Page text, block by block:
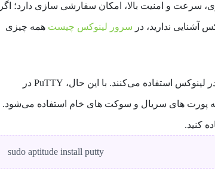
سرعت و امنیت بالا، امکان سفارشی سازی دارد؛ اگر
آشنایی ندارید، در سرور لینوکس چیست همه چیزی
اکثر مردم از OpenSSH از پیش نصب شده در لینوکس استفاده می‌کنند. با این حال، PuTTY در
پورت های سریال و سوکت های خام استفاده می‌شود.
sudo aptitude install putty